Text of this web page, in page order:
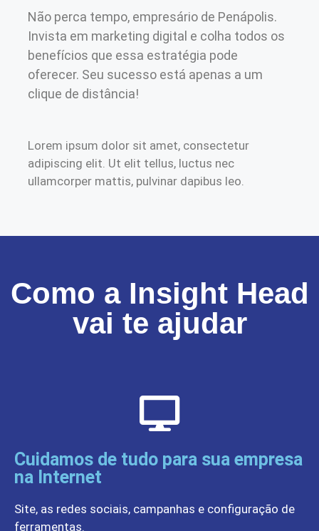
Não perca tempo, empresário de Penápolis.
Invista em marketing digital e colha todos os
benefícios que essa estratégia pode
oferecer. Seu sucesso está apenas a um
clique de distância!
Lorem ipsum dolor sit amet, consectetur
adipiscing elit. Ut elit tellus, luctus nec
ullamcorper mattis, pulvinar dapibus leo.
Como a Insight Head
vai te ajudar
Cuidamos de tudo para sua empresa
na Internet
Site, as redes sociais, campanhas e configuração de
ferramentas.